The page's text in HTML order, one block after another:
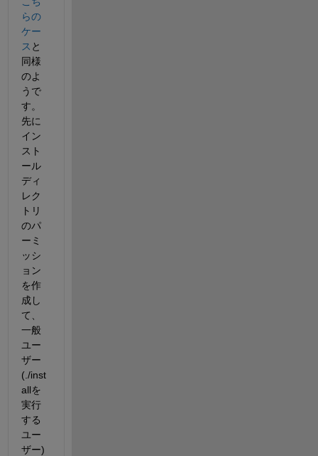
らの
ケー
ス と
同様
のよ
うで
す。
先に
イン
スト
ール
ディ
レク
トリ
のパ
ーミ
ッシ
ョン
を作
成し
て、
一般
ユー
ザー
(./inst
allを
実行
する
ユー
ザー)